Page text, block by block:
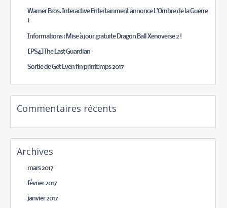
Warner Bros. Interactive Entertainment annonce L’Ombre de la Guerre
!
Informations : Mise à jour gratuite Dragon Ball Xenoverse 2 !
[PS4]The Last Guardian
Sortie de Get Even fin printemps 2017
Commentaires récents
Archives
mars 2017
février 2017
janvier 2017